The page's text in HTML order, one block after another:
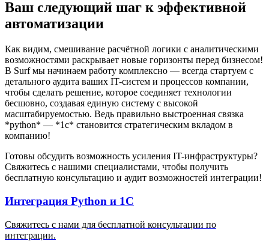
Ваш следующий шаг к эффективной
автоматизации
Как видим, смешивание расчётной логики с аналитическими
возможностями раскрывает новые горизонты перед бизнесом!
В Surf мы начинаем работу комплексно — всегда стартуем с
детального аудита ваших IT-систем и процессов компании,
чтобы сделать решение, которое соединяет технологии
бесшовно, создавая единую систему с высокой
масштабируемостью. Ведь правильно выстроенная связка
*python* — *1c* становится стратегическим вкладом в
компанию!
Готовы обсудить возможность усиления IT-инфраструктуры?
Свяжитесь с нашими специалистами, чтобы получить
бесплатную консультацию и аудит возможностей интеграции!
Интеграция Python и 1С
Свяжитесь с нами для бесплатной консультации по
интеграции.